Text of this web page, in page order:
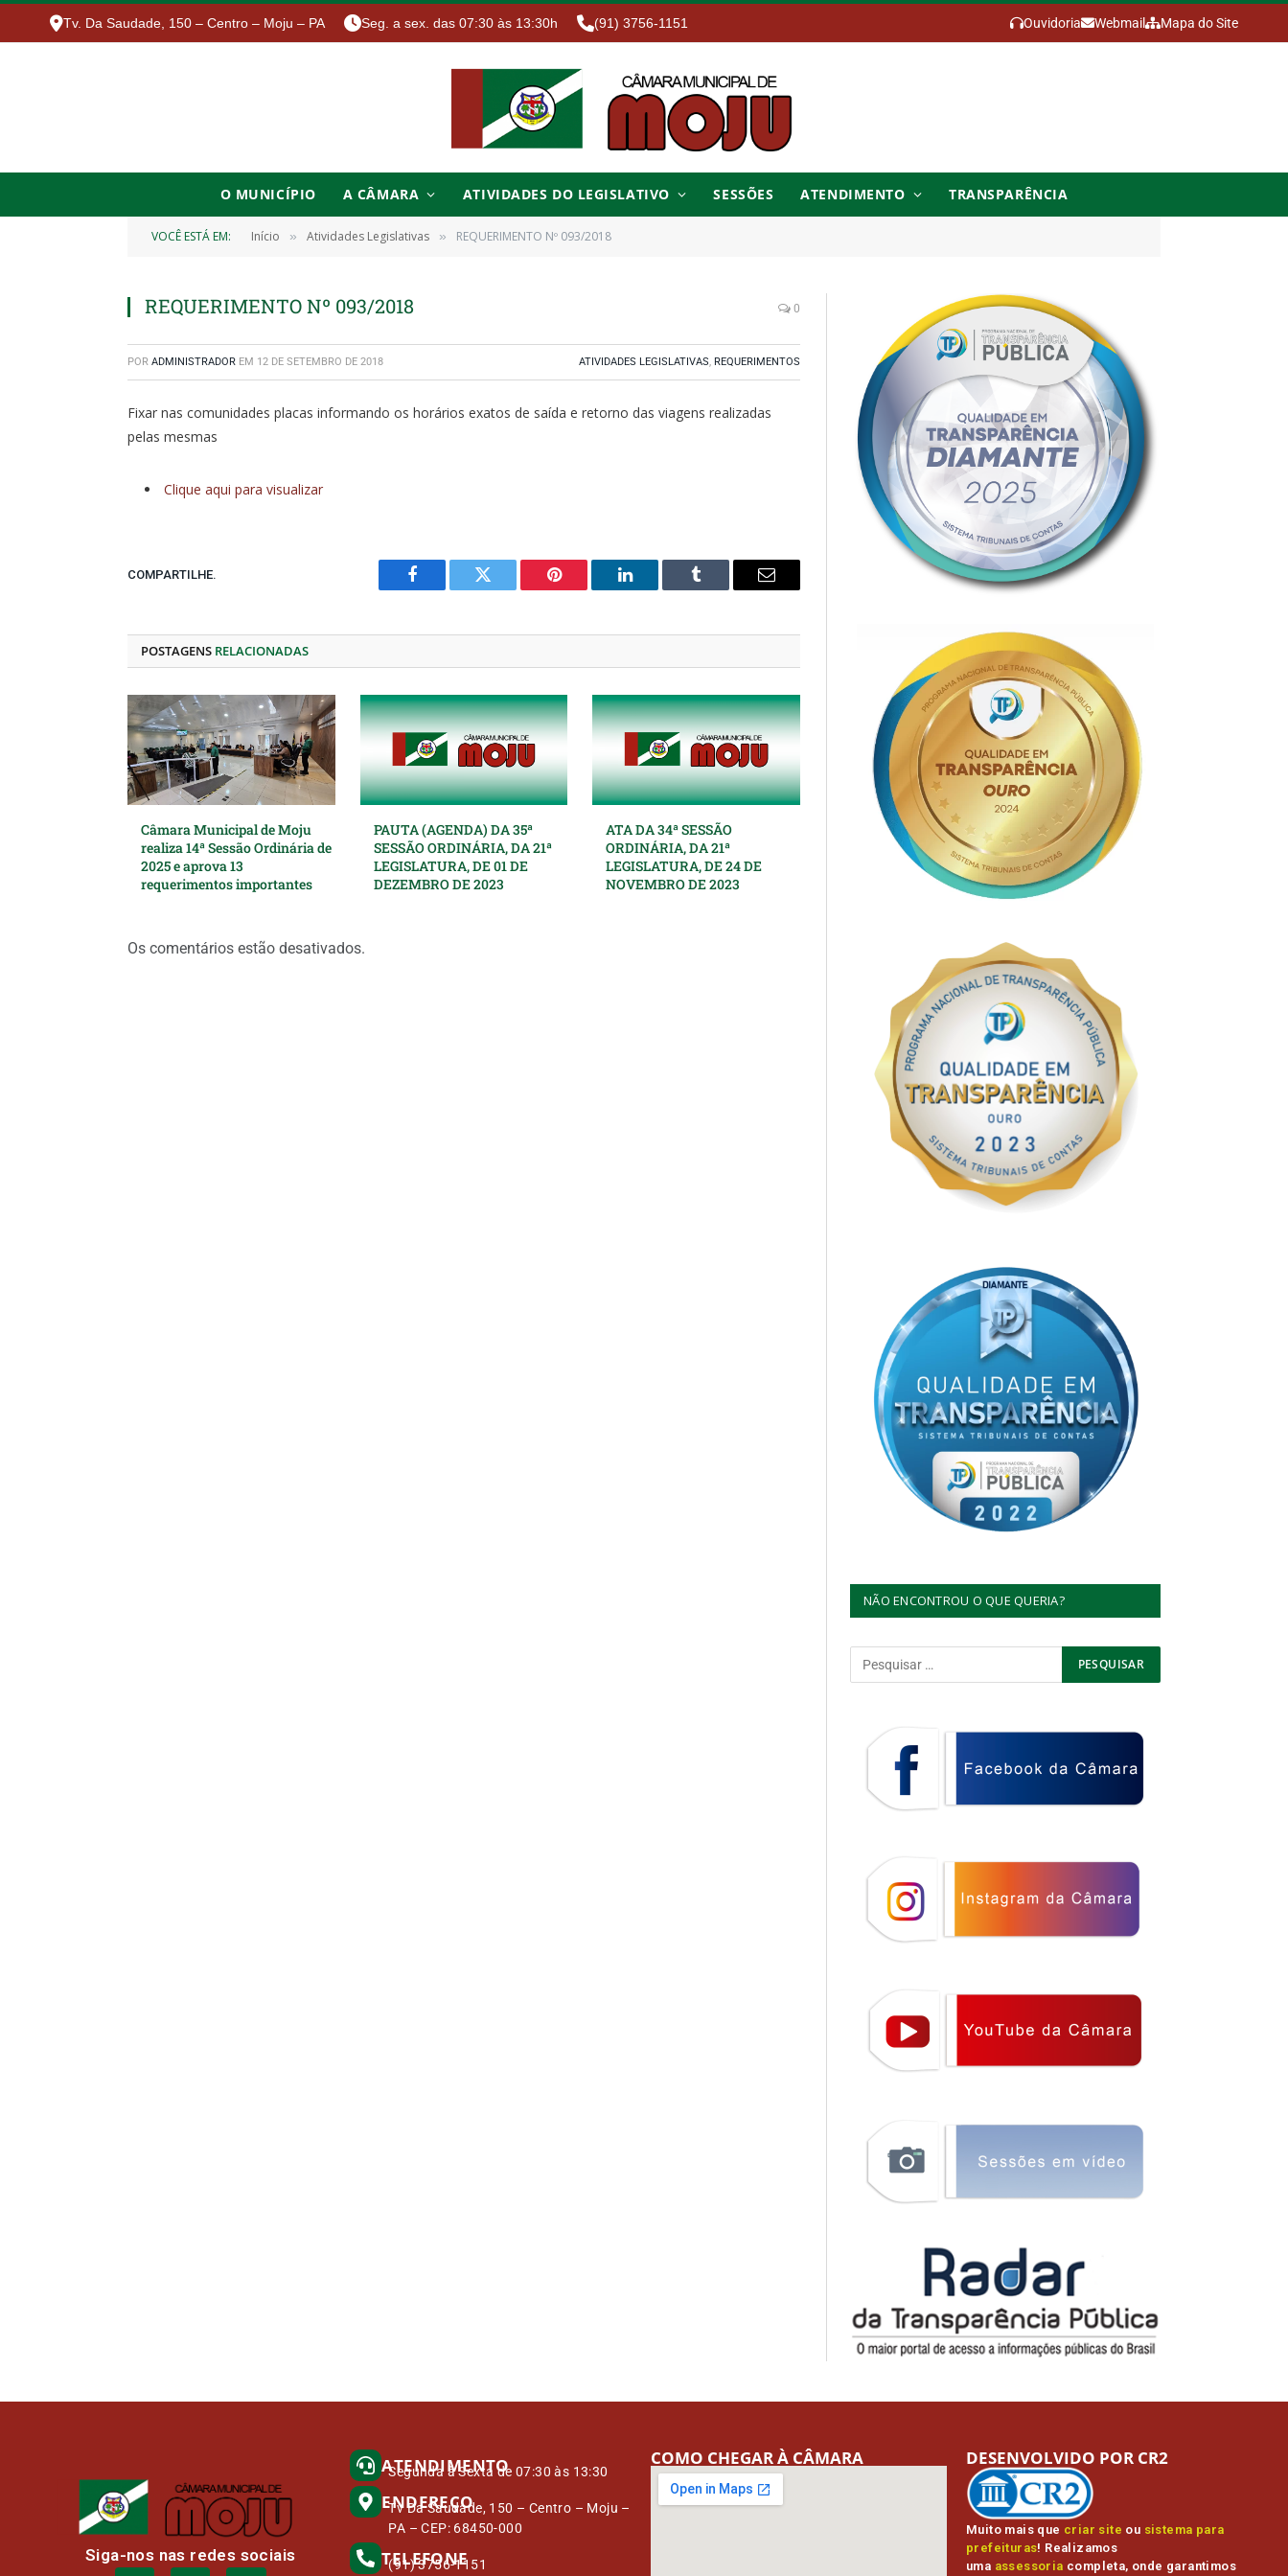
Tv. Da Saudade, 150 – Centro – Moju – PA Seg. a sex. das 07:30 às 13:30h (91) 3756-1151 Ouvidoria Webmail Mapa do Site
O MUNICÍPIO A CÂMARA ATIVIDADES DO LEGISLATIVO SESSÕES ATENDIMENTO TRANSPARÊNCIA
VOCÊ ESTÁ EM: Início » Atividades Legislativas » REQUERIMENTO Nº 093/2018
REQUERIMENTO Nº 093/2018 0
POR ADMINISTRADOR EM 12 DE SETEMBRO DE 2018 ATIVIDADES LEGISLATIVAS, REQUERIMENTOS
Fixar nas comunidades placas informando os horários exatos de saída e retorno das viagens realizadas
pelas mesmas
Clique aqui para visualizar
COMPARTILHE.
Facebook Twitter Pinterest
O
Tumblr
E-
POSTAGENS RELACIONADAS
Câmara Municipal de Moju
realiza 14ª Sessão Ordinária de
2025 e aprova 13
requerimentos importantes
PAUTA (AGENDA) DA 35ª
SESSÃO ORDINÁRIA, DA 21ª
LEGISLATURA, DE 01 DE
DEZEMBRO DE 2023
ATA DA 34ª SESSÃO
ORDINÁRIA, DA 21ª
LEGISLATURA, DE 24 DE
NOVEMBRO DE 2023
Os comentários estão desativados.
NÃO ENCONTROU O QUE QUERIA?
Siga-nos nas redes sociais
ATENDIMENTO
Segunda à Sexta de 07:30 às 13:30
ENDEREÇO
Tv Da Saudade, 150 – Centro – Moju –
PA – CEP: 68450-000
TELEFONE
(91) 3756-1151
COMO CHEGAR À CÂMARA
Muito mais que criar site ou sistema para
prefeituras! Realizamos
uma assessoria completa, onde garantimos
DESENVOLVIDO POR CR2